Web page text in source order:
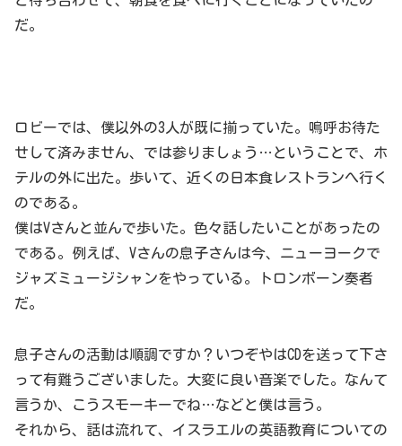
だ。
ロビーでは、僕以外の3人が既に揃っていた。嗚呼お待た
せして済みません、では参りましょう…ということで、ホ
テルの外に出た。歩いて、近くの日本食レストランへ行く
のである。
僕はVさんと並んで歩いた。色々話したいことがあったの
である。例えば、Vさんの息子さんは今、ニューヨークで
ジャズミュージシャンをやっている。トロンボーン奏者
だ。
息子さんの活動は順調ですか？いつぞやはCDを送って下さ
って有難うございました。大変に良い音楽でした。なんて
言うか、こうスモーキーでね…などと僕は言う。
それから、話は流れて、イスラエルの英語教育についての